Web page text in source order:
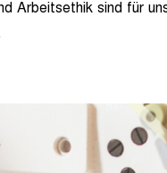
Arbeitsethik sind für